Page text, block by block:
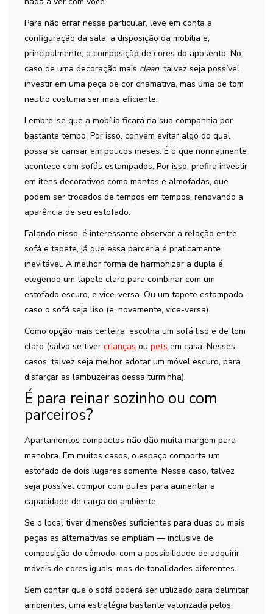
Para não errar nesse particular, leve em conta a
configuração da sala, a disposição da mobília e,
principalmente, a composição de cores do aposento. No
caso de uma decoração mais clean, talvez seja possível
investir em uma peça de cor chamativa, mas uma de tom
neutro costuma ser mais eficiente.
Lembre-se que a mobília ficará na sua companhia por
bastante tempo. Por isso, convém evitar algo do qual
possa se cansar em poucos meses. É o que normalmente
acontece com sofás estampados. Por isso, prefira investir
em itens decorativos como mantas e almofadas, que
podem ser trocados de tempos em tempos, renovando a
aparência de seu estofado.
Falando nisso, é interessante observar a relação entre
sofá e tapete, já que essa parceria é praticamente
inevitável. A melhor forma de harmonizar a dupla é
elegendo um tapete claro para combinar com um
estofado escuro, e vice-versa. Ou um tapete estampado,
caso o sofá seja liso (e, novamente, vice-versa).
Como opção mais certeira, escolha um sofá liso e de tom
claro (salvo se tiver crianças ou pets em casa. Nesses
casos, talvez seja melhor adotar um móvel escuro, para
disfarçar as lambuzeiras dessa turminha).
É para reinar sozinho ou com
parceiros?
Apartamentos compactos não dão muita margem para
manobra. Em muitos casos, o espaço comporta um
estofado de dois lugares somente. Nesse caso, talvez
seja possível compor com pufes para aumentar a
capacidade de carga do ambiente.
Se o local tiver dimensões suficientes para duas ou mais
peças as alternativas se ampliam — inclusive de
composição do cômodo, com a possibilidade de adquirir
móveis de cores iguais, mas de tonalidades diferentes.
Sem contar que o sofá poderá ser utilizado para delimitar
ambientes, uma estratégia bastante valorizada pelos